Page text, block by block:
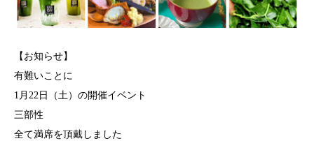
【お知らせ】
有難いことに
1月22日（土）の開催イベント
三部性
全て満席を頂戴しました